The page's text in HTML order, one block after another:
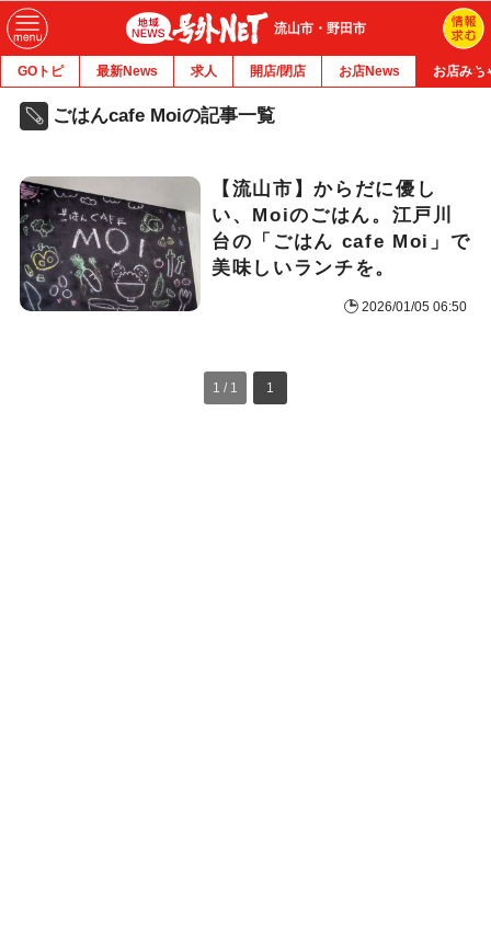
流山市・野田市
GOトピ 最新News 求人 開店/閉店 お店News お店みち
ごはんcafe Moiの記事一覧
【流山市】からだに優し
い、Moiのごはん。江戸川
台の「ごはん cafe Moi」で
美味しいランチを。
2026/01/05 06:50
1 / 1 1